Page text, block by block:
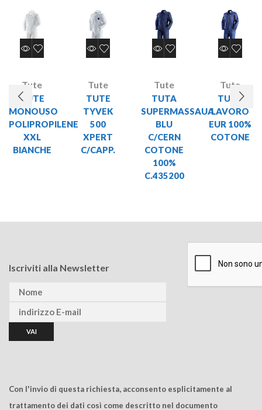
Tute
TUTE
MONOUSO
POLIPROPILENE
XXL
BIANCHE
Tute
TUTE
TYVEK
500
XPERT
C/CAPP.
Tute
TUTA
SUPERMASSAUA
BLU
C/CERN
COTONE
100%
C.435200
Tute
TUTA
LAVORO
EUR 100%
COTONE
Iscriviti alla Newsletter
Con l'invio di questa richiesta, acconsento esplicitamente al
trattamento dei dati così come descritto nel documento